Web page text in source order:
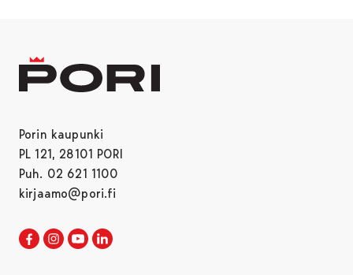
Porin kaupunki
PL 121, 28101 PORI
Puh. 02 621 1100
kirjaamo@pori.fi
Porin kaupunki Facebookissa
Avautuu uudessa välilehdessä
Porin kaupunki Instagramissa
Avautuu uudessa välilehdessä
Porin kaupunki Youtubessa
Avautuu uudessa välilehdessä